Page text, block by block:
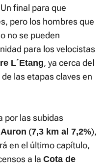
Un final para que
pero los hombres que
no se pueden
para los velocistas
L´Etang, ya cerca del
las etapas claves en
por las subidas
Auron (7,3 km al 7,2%),
en el último capítulo,
a la Cota de